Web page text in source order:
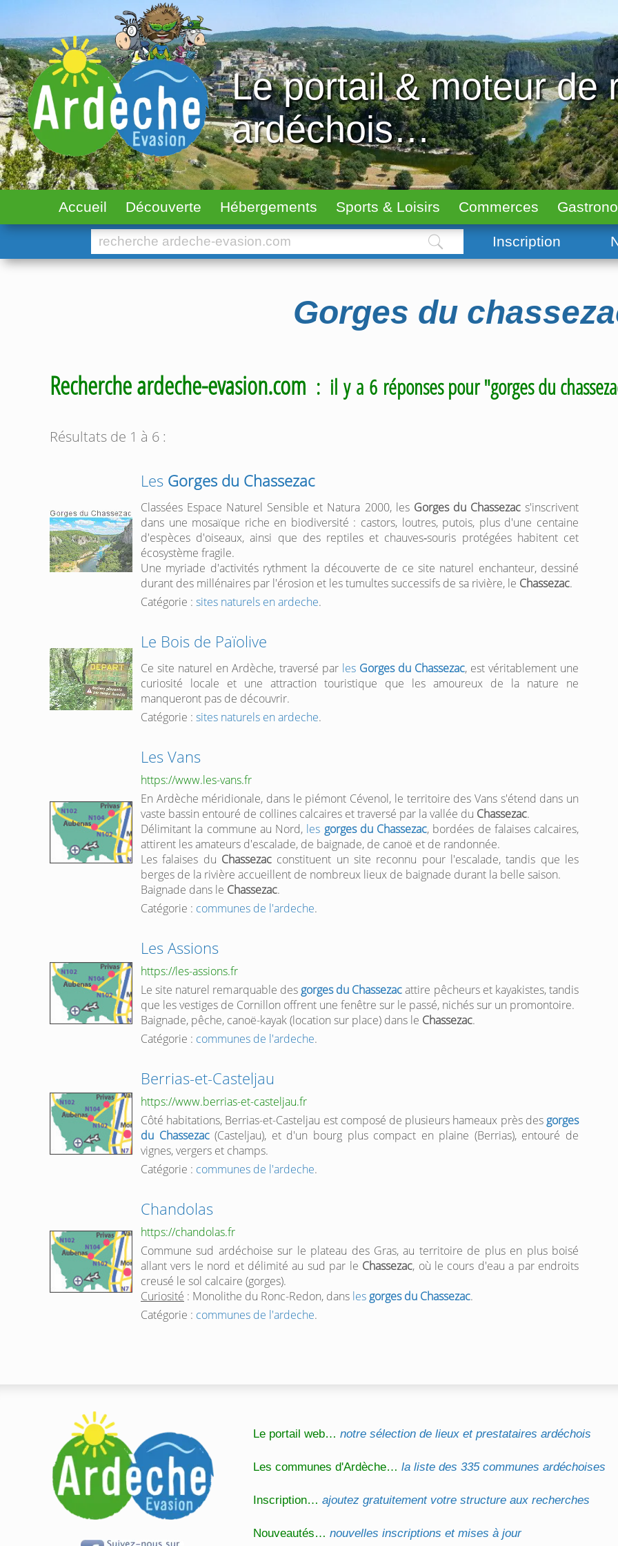
Le portail & moteur de
ardéchois…
Accueil Découverte Hébergements Sports & Loisirs Commerces
Inscription
Gorges du
Recherche ardeche-evasion.com : il y a 6 réponses pour "gorges du
Résultats de 1 à 6 :
Les Gorges du Chassezac
Classées Espace Naturel Sensible et Natura 2000, les Gorges du Chassezacs'inscrivent
dans une mosaïque riche en biodiversité : castors, loutres, putois, plus d'une centaine
d'espèces d'oiseaux, ainsi que des reptiles et chauves‑souris protégées habitent cet
écosystème fragile.
Une myriade d'activités rythment la découverte de ce site naturel enchanteur, dessiné
durant des millénaires par l'érosion et les tumultes successifs de sa rivière, le Chassezac.
Catégorie : sites naturels en ardeche.
Le Bois de Païolive
Ce site naturel en Ardèche, traversé par les Gorges du Chassezac, est véritablement une
curiosité locale et une attraction touristique que les amoureux de la nature ne
manqueront pas de découvrir.
Catégorie : sites naturels en ardeche.
Les Vans
https://www.les-vans.fr
En Ardèche méridionale, dans le piémont Cévenol, le territoire des Vans s'étend dans un
vaste bassin entouré de collines calcaires et traversé par la vallée du Chassezac.
Délimitant la commune au Nord, les gorges du Chassezac, bordées de falaises calcaires,
attirent les amateurs d'escalade, de baignade, de canoë et de randonnée.
Les falaises du Chassezac constituent un site reconnu pour l'escalade, tandis que les
berges de la rivière accueillent de nombreux lieux de baignade durant la belle saison.
Baignade dans le Chassezac.
Catégorie : communes de l'ardeche.
Les Assions
https://les-assions.fr
Le site naturel remarquable des gorges du Chassezacattire pêcheurs et kayakistes, tandis
que les vestiges de Cornillon offrent une fenêtre sur le passé, nichés sur un promontoire.
Baignade, pêche, canoë-kayak (location sur place) dans le Chassezac.
Catégorie : communes de l'ardeche.
Berrias-et-Casteljau
https://www.berrias-et-casteljau.fr
Côté habitations, Berrias-et-Casteljau est composé de plusieurs hameaux près des gorges
du Chassezac(Casteljau), et d'un bourg plus compact en plaine (Berrias), entouré de
vignes, vergers et champs.
Catégorie : communes de l'ardeche.
Chandolas
https://chandolas.fr
Commune sud ardéchoise sur le plateau des Gras, au territoire de plus en plus boisé
allant vers le nord et délimité au sud par le Chassezac, où le cours d'eau a par endroits
creusé le sol calcaire (gorges).
Curiosité : Monolithe du Ronc-Redon, dans les gorges du Chassezac.
Catégorie : communes de l'ardeche.
Le portail web… notre sélection de lieux et prestataires ardéchois
Les communes d'Ardèche… la liste des 335 communes ardéchoises
Inscription… ajoutez gratuitement votre structure aux recherches
Nouveautés… nouvelles inscriptions et mises à jour